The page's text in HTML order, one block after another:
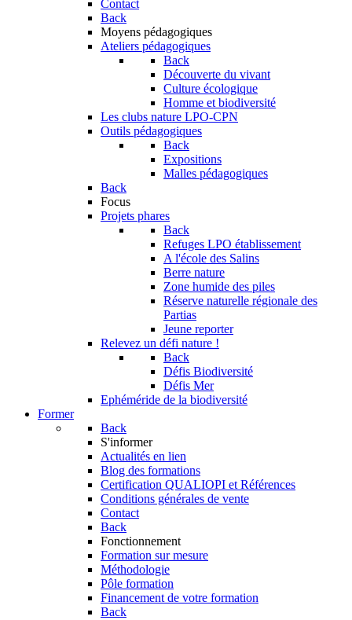
Contact
Back
Moyens pédagogiques
Ateliers pédagogiques
Back
Découverte du vivant
Culture écologique
Homme et biodiversité
Les clubs nature LPO-CPN
Outils pédagogiques
Back
Expositions
Malles pédagogiques
Back
Focus
Projets phares
Back
Refuges LPO établissement
A l'école des Salins
Berre nature
Zone humide des piles
Réserve naturelle régionale des
Partias
Jeune reporter
Relevez un défi nature !
Back
Défis Biodiversité
Défis Mer
Ephéméride de la biodiversité
Former
Back
S'informer
Actualités en lien
Blog des formations
Certification QUALIOPI et Références
Conditions générales de vente
Contact
Back
Fonctionnement
Formation sur mesure
Méthodologie
Pôle formation
Financement de votre formation
Back